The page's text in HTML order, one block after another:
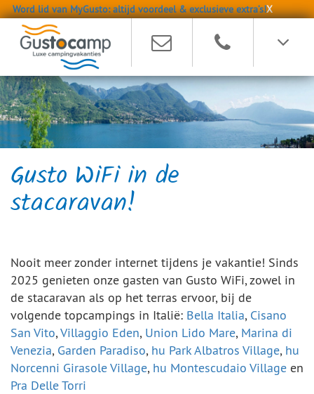
Word lid van MyGusto: altijd voordeel & exclusieve extra’s!X
Gusto WiFi in de
stacaravan!
Nooit meer zonder internet tijdens je vakantie! Sinds
2025 genieten onze gasten van Gusto WiFi, zowel in
de stacaravan als op het terras ervoor, bij de
volgende topcampings in Italië: Bella Italia, Cisano
San Vito,Villaggio Eden, Union Lido Mare, Marina di
Venezia, Garden Paradiso, hu Park Albatros Village, hu
Norcenni Girasole Village, hu Montescudaio Village en
Pra Delle Torri